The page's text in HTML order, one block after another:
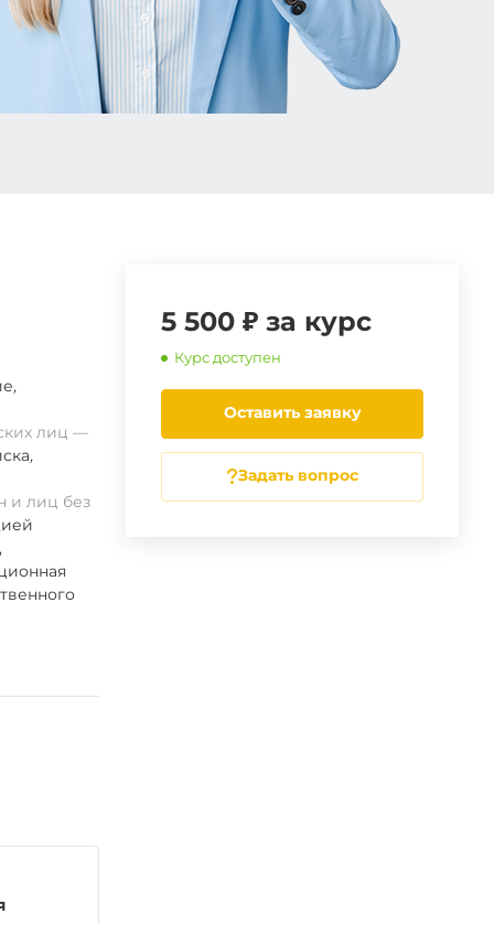
5 500 ₽ за курс
Курс доступен
Оставить заявку
Задать вопрос
,
лиц
,
и лиц без